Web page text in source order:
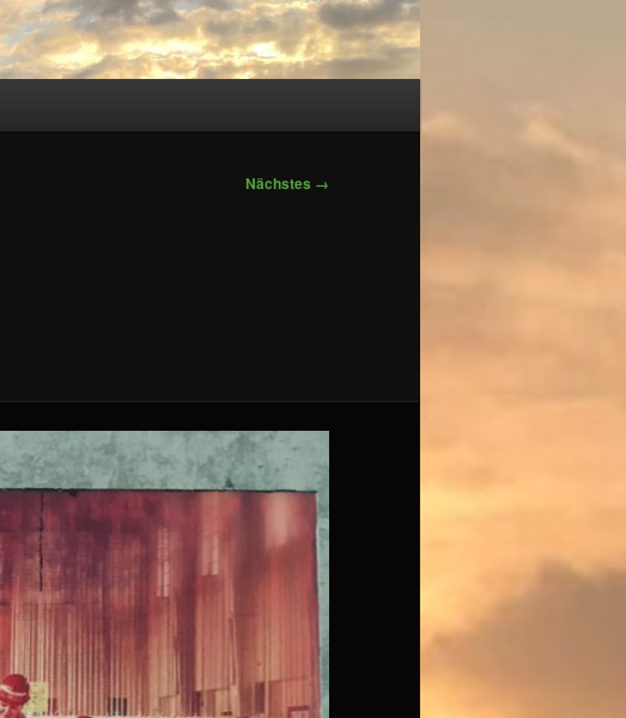
Nächstes →